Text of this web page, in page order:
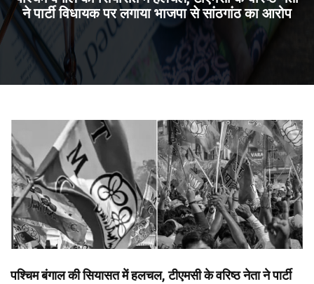
ने पार्टी विधायक पर लगाया भाजपा से सांठगांठ का आरोप
पश्चिम बंगाल की सियासत में हलचल, टीएमसी के वरिष्ठ नेता ने पार्टी